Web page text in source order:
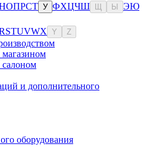
ОПРСТ У ФХЦЧШ Ы ЭЮ
STUVWX Y Z
и дополнительного
оборудования